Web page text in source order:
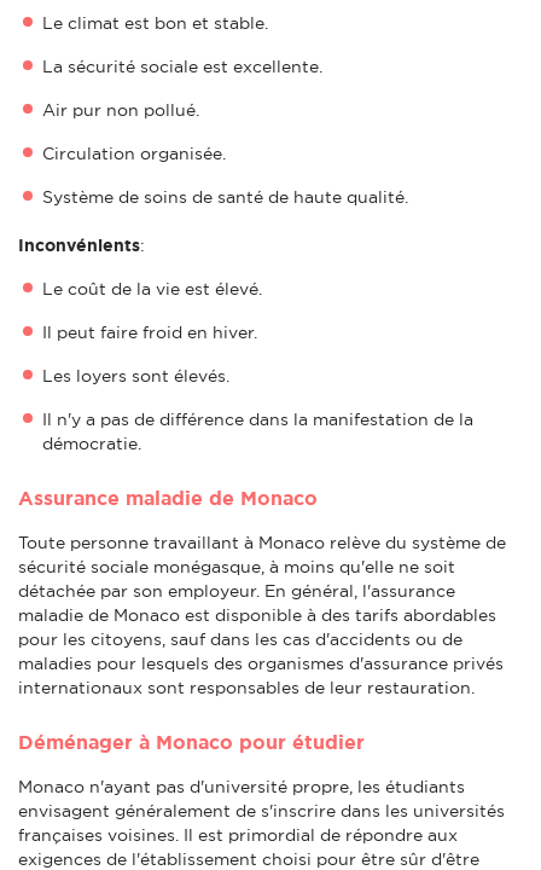
Le climat est bon et stable.
La sécurité sociale est excellente.
Air pur non pollué.
Circulation organisée.
Système de soins de santé de haute qualité.
Inconvénients:
Le coût de la vie est élevé.
Il peut faire froid en hiver.
Les loyers sont élevés.
Il n'y a pas de différence dans la manifestation de la
démocratie.
Assurance maladie de Monaco
Toute personne travaillant à Monaco relève du système de
sécurité sociale monégasque, à moins qu'elle ne soit
détachée par son employeur. En général, l'assurance
maladie de Monaco est disponible à des tarifs abordables
pour les citoyens, sauf dans les cas d'accidents ou de
maladies pour lesquels des organismes d'assurance privés
internationaux sont responsables de leur restauration.
Déménager à Monaco pour étudier
Monaco n'ayant pas d'université propre, les étudiants
envisagent généralement de s'inscrire dans les universités
françaises voisines. Il est primordial de répondre aux
exigences de l'établissement choisi pour être sûr d'être